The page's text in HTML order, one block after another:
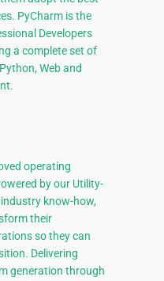
PyCharm is the
Developers
a complete set of
Web and
operating
by our Utility-
know-how,
their
so they can
Delivering
generation through